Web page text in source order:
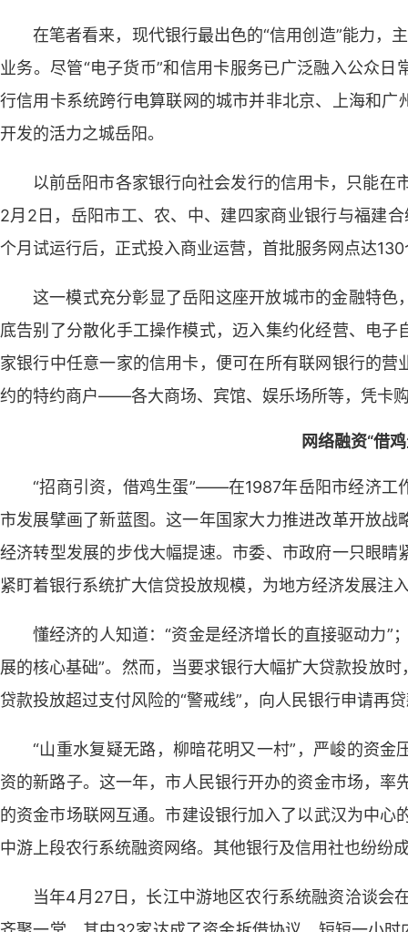
在笔者看来，现代银行最出色的“信用创造”能力，
业务。尽管“电子货币”和信用卡服务已广泛融入公众
行信用卡系统跨行电算联网的城市并非北京、上海和
开发的活力之城岳阳。
以前岳阳市各家银行向社会发行的信用卡，只能
2月2日，岳阳市工、农、中、建四家商业银行与福建
个月试运行后，正式投入商业运营，首批服务网点达
这一模式充分彰显了岳阳这座开放城市的金融特
底告别了分散化手工操作模式，迈入集约化经营、电
家银行中任意一家的信用卡，便可在所有联网银行的
约的特约商户——各大商场、宾馆、娱乐场所等，凭卡
网络融资“借
“招商引资，借鸡生蛋”——在1987年岳阳市经济工
市发展擘画了新蓝图。这一年国家大力推进改革开放
经济转型发展的步伐大幅提速。市委、市政府一只眼
紧盯着银行系统扩大信贷投放规模，为地方经济发展注
懂经济的人知道：“资金是经济增长的直接驱动力”
展的核心基础”。然而，当要求银行大幅扩大贷款投放
贷款投放超过支付风险的“警戒线”，向人民银行申请再
“山重水复疑无路，柳暗花明又一村”，严峻的资
资的新路子。这一年，市人民银行开办的资金市场，
的资金市场联网互通。市建设银行加入了以武汉为中
中游上段农行系统融资网络。其他银行及信用社也纷纷
当年4月27日，长江中游地区农行系统融资洽谈会